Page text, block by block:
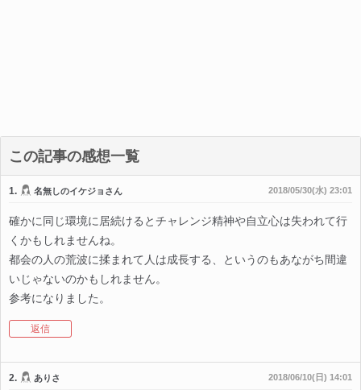
この記事の感想一覧
1. 名無しのイケジョさん 2018/05/30(水) 23:01
確かに同じ環境に居続けるとチャレンジ精神や自立心は失われて行
くかもしれませんね。
都会の人の荒波に揉まれて人は成長する、というのもあながち間違
いじゃないのかもしれません。
参考になりました。
返信
2. ありさ 2018/06/10(日) 14:01